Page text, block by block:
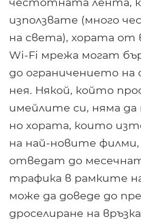
използвате (много
на света), хората
Wi-Fi мрежа могат
до ограничението на
нея. Някой, който
имейлите си, няма да
но хората, които
на най-новите
отведат до
трафика в рамките
може да доведе до
дроселиране на